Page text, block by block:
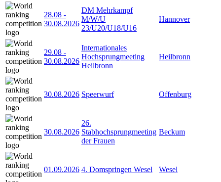
28.08 -
30.08.2026
DM Mehrkampf
M/W/U
23/U20/U18/U16
Hannover
29.08 -
30.08.2026
Internationales
Hochsprungmeeting
Heilbronn
Heilbronn
30.08.2026 Speerwurf Offenburg
30.08.2026
26.
Stabhochsprungmeeting
der Frauen
Beckum
01.09.2026 4. Domspringen Wesel Wesel